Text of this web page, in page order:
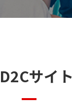
サイ